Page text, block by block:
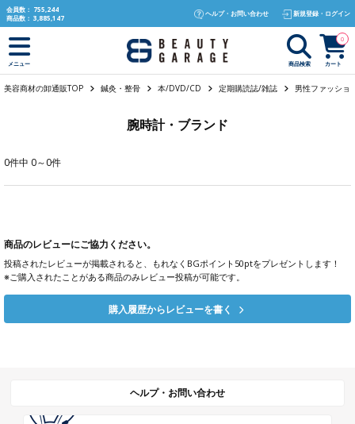
text.skipToContent
text.skipToNavigation
会員数： 755,244
商品数： 3,885,147
ヘルプ・お問い合わせ 新規登録・ログイン
メニュー 商品検索 カート
0
美容商材の卸通販TOP 鍼灸・整骨 本/DVD/CD 定期購読誌/雑誌 男性ファッショ
腕時計・ブランド
0件中 0～0件
商品のレビューにご協力ください。
投稿されたレビューが掲載されると、もれなくBGポイント50ptをプレゼントします！
※ご購入されたことがある商品のみレビュー投稿が可能です。
購入履歴からレビューを書く
ヘルプ・お問い合わせ